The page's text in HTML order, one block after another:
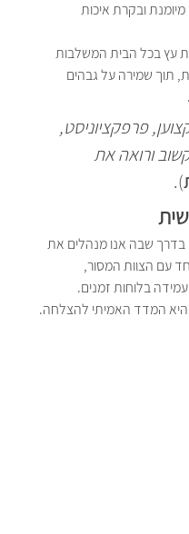
ובקרת איכות
עץ בכל הבית המשלבות
תוך שמירה על גבהים
פרפקציוניסט,
ורואה את
).
בדרך שבה אנו מנהלים את
עם הצוות המסור,
בלוחות זמנים.
היא המדד האמיתי להצלחה.